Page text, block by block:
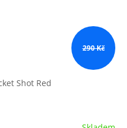
290 Kč
Shot Red